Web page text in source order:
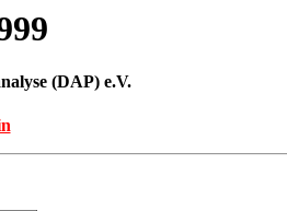
(DAP) e.V.